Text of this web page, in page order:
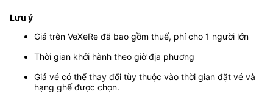
Lưu ý
Giá trên VeXeRe đã bao gồm thuế, phí cho 1 người lớn
Thời gian khởi hành theo giờ địa phương
Giá vé có thể thay đổi tùy thuộc vào thời gian đặt vé và
hạng ghế được chọn.